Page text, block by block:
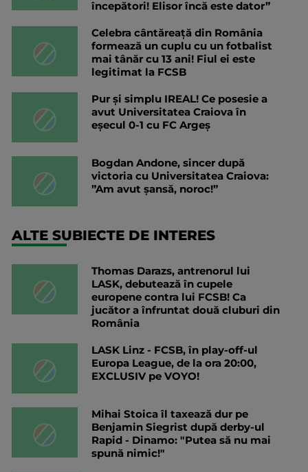
începători! Elisor încă este dator”
Celebra cântăreață din România
formează un cuplu cu un fotbalist
mai tânăr cu 13 ani! Fiul ei este
legitimat la FCSB
Pur și simplu IREAL! Ce posesie a
avut Universitatea Craiova în
eșecul 0-1 cu FC Argeș
Bogdan Andone, sincer după
victoria cu Universitatea Craiova:
”Am avut șansă, noroc!”
ALTE SUBIECTE DE INTERES
Thomas Darazs, antrenorul lui
LASK, debutează în cupele
europene contra lui FCSB! Ca
jucător a înfruntat două cluburi din
România
LASK Linz - FCSB, în play-off-ul
Europa League, de la ora 20:00,
EXCLUSIV pe VOYO!
Mihai Stoica îl taxează dur pe
Benjamin Siegrist după derby-ul
Rapid - Dinamo: "Putea să nu mai
spună nimic!"